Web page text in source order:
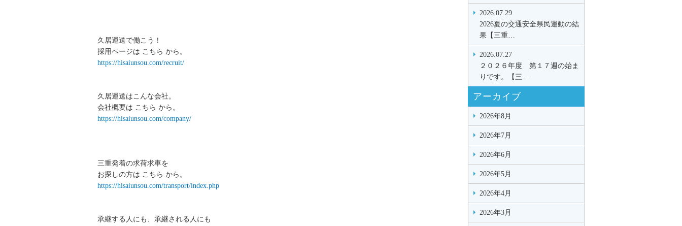
久居運送で働こう！
採用ページは こちら から。
https://hisaiunsou.com/recruit/
久居運送はこんな会社。
会社概要は こちら から。
https://hisaiunsou.com/company/
三重発着の求荷求車を
お探しの方は こちら から。
https://hisaiunsou.com/transport/index.php
承継する人にも、承継される人にも
2026.07.29
2026夏の交通安全県民運動の結
果【三重…
2026.07.27
２０２６年度 第１７週の始ま
りです。【三…
アーカイブ
2026年8月
2026年7月
2026年6月
2026年5月
2026年4月
2026年3月